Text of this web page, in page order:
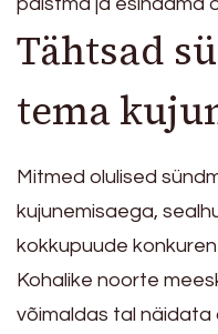
Tähtsad
tema
Mitmed olulised
kujunemisaega,
kokkupuude
Kohalike noorte
võimaldas tal